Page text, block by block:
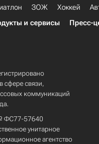
ЗОЖ Хоккей
и сервисы Пресс-
сфере связи,
коммуникаций
ФС77-57640
унитарное
агентство